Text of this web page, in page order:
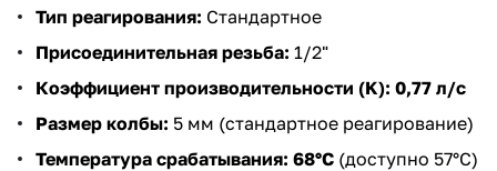
Тип реагирования: Стандартное
Присоединительная резьба: 1/2"
Коэффициент производительности (K): 0,77 л/с
Размер колбы: 5 мм (стандартное реагирование)
Температура срабатывания: 68°C (доступно 57°C)